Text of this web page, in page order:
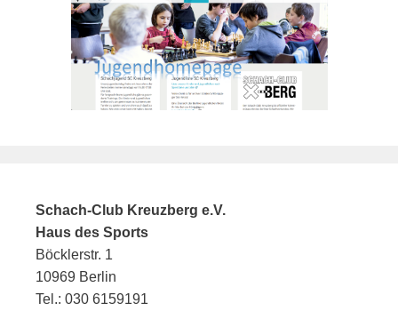
Schach-Club Kreuzberg e.V.
Haus des Sports
Böcklerstr. 1
10969 Berlin
Tel.: 030 6159191